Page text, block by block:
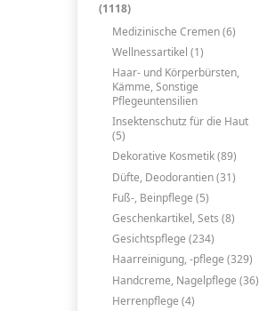
(1118)
Medizinische Cremen (6)
Wellnessartikel (1)
Haar- und Körperbürsten,
Kämme, Sonstige
Pflegeuntensilien
Insektenschutz für die Haut
(5)
Dekorative Kosmetik (89)
Düfte, Deodorantien (31)
Fuß-, Beinpflege (5)
Geschenkartikel, Sets (8)
Gesichtspflege (234)
Haarreinigung, -pflege (329)
Handcreme, Nagelpflege (36)
Herrenpflege (4)